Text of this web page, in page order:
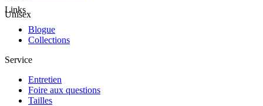
Unisex
Links
Blogue
Collections
Service
Entretien
Foire aux questions
Tailles